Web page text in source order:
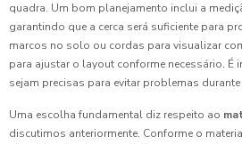
quadra. Um bom planejamento inclui a
garantindo que a cerca será suficiente para
marcos no solo ou cordas para visualizar
para ajustar o layout conforme necessário. É
sejam precisas para evitar problemas
Uma escolha fundamental diz respeito ao
discutimos anteriormente. Conforme o